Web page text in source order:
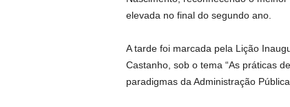
elevada no final do segundo ano.
A tarde foi marcada pela Lição
Castanho, sob o tema “As práticas
paradigmas da Administração